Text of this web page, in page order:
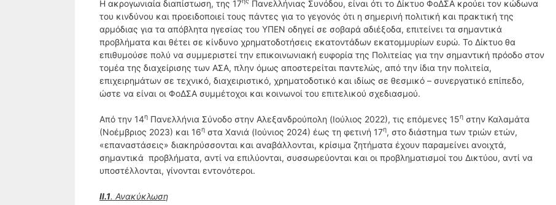
Η ακρογωνιαία διαπίστωση, της 17
Πανελλήνιας Συνόδου, είναι ότι το Δίκτυο ΦοΔΣΑ κρούει τον κώδωνα
του κινδύνου και προειδοποιεί τους πάντες για το γεγονός ότι η σημερινή πολιτική και πρακτική της
αρμόδιας για τα απόβλητα ηγεσίας του ΥΠΕΝ οδηγεί σε σοβαρά αδιέξοδα, επιτείνει τα σημαντικά
προβλήματα και θέτει σε κίνδυνο χρηματοδοτήσεις εκατοντάδων εκατομμυρίων ευρώ. Το Δίκτυο θα
επιθυμούσε πολύ να συμμεριστεί την επικοινωνιακή ευφορία της Πολιτείας για την σημαντική πρόοδο στον
τομέα της διαχείρισης των ΑΣΑ, πλην όμως αποστερείται παντελώς, από την ίδια την πολιτεία,
επιχειρημάτων σε τεχνικό, διαχειριστικό, χρηματοδοτικό και ιδίως σε θεσμικό – συνεργατικό επίπεδο,
ώστε να είναι οι ΦοΔΣΑ συμμέτοχοι και κοινωνοί του επιτελικού σχεδιασμού.
Από την 14η Πανελλήνια Σύνοδο στην Αλεξανδρούπολη (Ιούλιος 2022), τις επόμενες 15η στην Καλαμάτα
(Νοέμβριος 2023) και 16η στα Χανιά (Ιούνιος 2024) έως τη φετινή 17η, στο διάστημα των τριών ετών,
«επαναστάσεις» διακηρύσσονται και αναβάλλονται, κρίσιμα ζητήματα έχουν παραμείνει ανοιχτά,
σημαντικά προβλήματα, αντί να επιλύονται, συσσωρεύονται και οι προβληματισμοί του Δικτύου, αντί να
υποστέλλονται, γίνονται εντονότεροι.
ΙΙ.1. Ανακύκλωση